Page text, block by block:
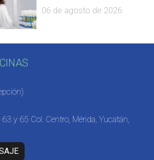
06 de agosto de 2026
y 65 Col. Centro, Mérida, Yucatán,